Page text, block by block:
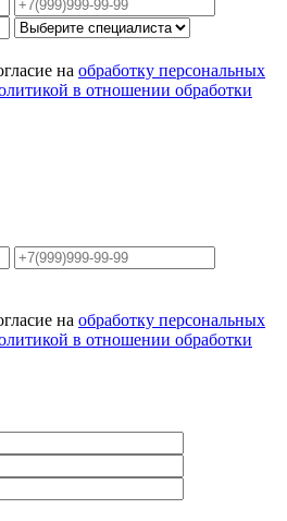
на обработку персональных
в отношении обработки
на обработку персональных
в отношении обработки